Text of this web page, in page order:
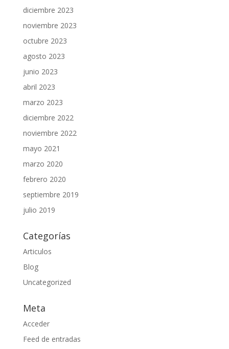
diciembre 2023
noviembre 2023
octubre 2023
agosto 2023
junio 2023
abril 2023
marzo 2023
diciembre 2022
noviembre 2022
mayo 2021
marzo 2020
febrero 2020
septiembre 2019
julio 2019
Categorías
Articulos
Blog
Uncategorized
Meta
Acceder
Feed de entradas